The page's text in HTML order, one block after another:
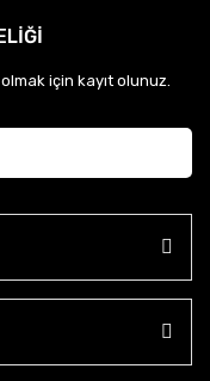
için kayıt olunuz.